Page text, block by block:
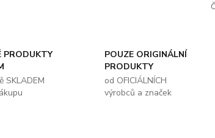
PRODUKTY
SKLADEM
POUZE ORIGINÁLNÍ
PRODUKTY
od OFICIÁLNÍCH
výrobců a značek